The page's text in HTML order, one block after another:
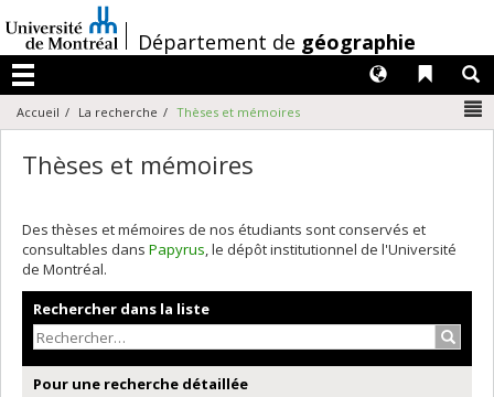
au
contenu
/Département de géographie
Menu
Liens
Langues
Accueil La recherche Thèses et mémoires
Thèses et mémoires
Des thèses et mémoires de nos étudiants sont conservés et
consultables dans Papyrus, le dépôt institutionnel de l'Université
de Montréal.
Rechercher dans la liste
Pour une recherche détaillée